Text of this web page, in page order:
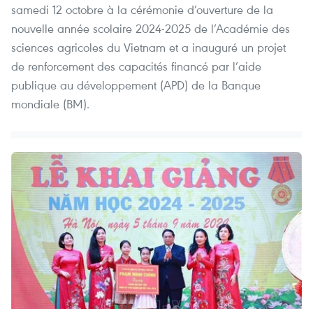
samedi 12 octobre à la cérémonie d’ouverture de la
nouvelle année scolaire 2024-2025 de l’Académie des
sciences agricoles du Vietnam et a inauguré un projet
de renforcement des capacités financé par l’aide
publique au développement (APD) de la Banque
mondiale (BM).